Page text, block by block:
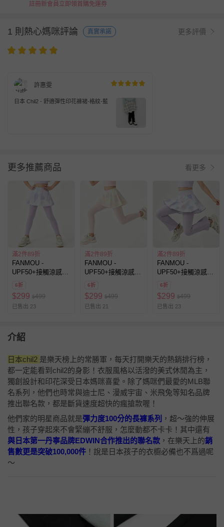
註冊新會員立即領首購免運券
1 則熱心媽咪評論 真實承諾 更多評價
許惠雯
日本 Chil2 - 舒適彈性印花褲裙-格紋-藍
更多推薦商品 看更多
滿2件89折
FANMOU -
UPF50+接觸涼感內
搭褲裙-紫色
6折
$299 $499
已售出 23
滿2件89折
FANMOU -
UPF50+接觸涼感內
搭褲裙-粉色
6折
$299 $499
已售出 21
滿2件89折
FANMOU -
UPF50+接觸涼感內
搭喇叭褲裙-紫色
6折
$299 $499
已售出 23
介紹
日本chil2 是樂天榜上的常勝軍，每天打開樂天的熱銷排行榜，
都一定能看到chil2的身影！衣服風格以活潑的美式休閒為主，
獨創設計和印花深受日本媽咪喜愛。除了媽咪們最愛的MLB聯
名系列，他們也時常與迪士尼、漫威宇宙、米飛兔等知名品牌
推出聯名款，都是斷貨速度超快的瘋搶款喔！
他們家的明星商品就是彈力度100分的長褲系列 ，超～強的伸展
性，孩子穿起來不會緊繃不舒服，怎麼動都不卡卡！其中還有
與日本第一丹寧品牌EDWIN合作推出的聯名款 ，在樂天上的銷
售數更是突破100,000件 ！說是日本孩子的衣櫥必備也不爲過呢
～